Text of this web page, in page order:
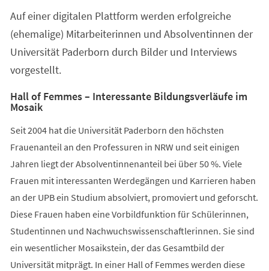
neuen
Tab)
Auf einer digitalen Plattform werden erfolgreiche
(ehemalige) Mitarbeiterinnen und Absolventinnen der
Universität Paderborn durch Bilder und Interviews
vorgestellt.
Hall of Femmes – Interessante Bildungsverläufe im
Mosaik
Seit 2004 hat die Universität Paderborn den höchsten
Frauenanteil an den Professuren in NRW und seit einigen
Jahren liegt der Absolventinnenanteil bei über 50 %. Viele
Frauen mit interessanten Werdegängen und Karrieren haben
an der UPB ein Studium absolviert, promoviert und geforscht.
Diese Frauen haben eine Vorbildfunktion für Schülerinnen,
Studentinnen und Nachwuchswissenschaftlerinnen. Sie sind
ein wesentlicher Mosaikstein, der das Gesamtbild der
Universität mitprägt. In einer Hall of Femmes werden diese